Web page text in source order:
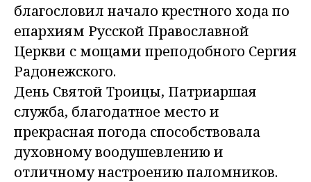
благословил начало крестного хода по
епархиям Русской Православной
Церкви с мощами преподобного Сергия
Радонежского.
День Святой Троицы, Патриаршая
служба, благодатное место и
прекрасная погода способствовала
духовному воодушевлению и
отличному настроению паломников.